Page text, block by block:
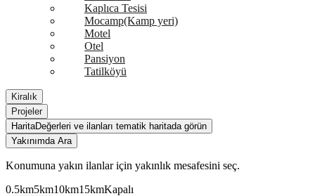
Kaplıca Tesisi
Mocamp(Kamp yeri)
Motel
Otel
Pansiyon
Tatilköyü
Kiralık
Projeler
HaritaDeğerleri ve ilanları tematik haritada görün
Yakınımda Ara
Konumuna yakın ilanlar için yakınlık mesafesini seç.
0.5km5km10km15kmKapalı